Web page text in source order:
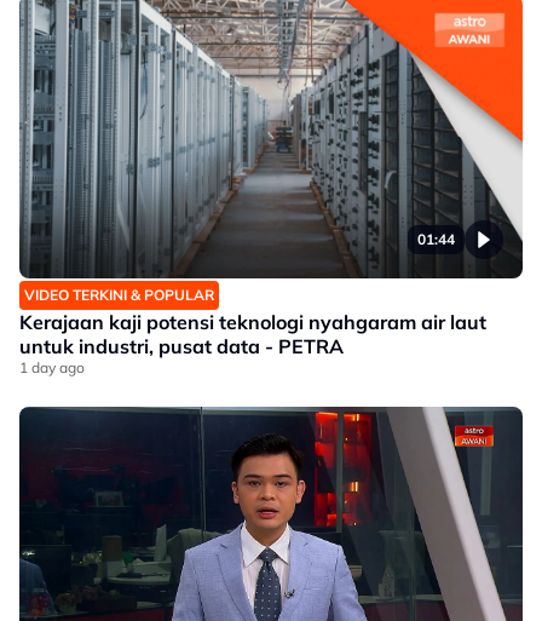
01:44
VIDEO TERKINI & POPULAR
Kerajaan kaji potensi teknologi nyahgaram air laut
untuk industri, pusat data - PETRA
1 day ago